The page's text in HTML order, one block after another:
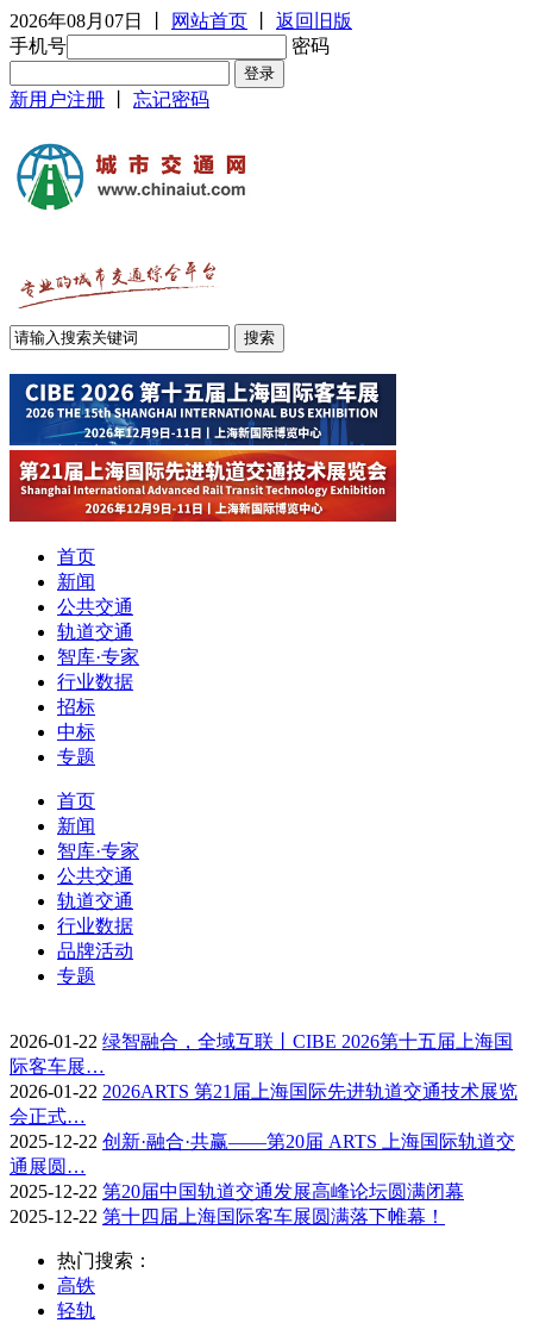
2026年08月07日 网站首页
返回旧版
手机号
密码
新用户注册 忘记密码
首页
新闻
公共交通
轨道交通
智库·专家
行业数据
招标
中标
专题
首页
新闻
智库·专家
公共交通
轨道交通
行业数据
品牌活动
专题
2026-01-22 绿智融合，全域互联丨CIBE 2026第十五届上海国
际客车展…
2026-01-22 2026ARTS 第21届上海国际先进轨道交通技术展览
会正式…
2025-12-22 创新·融合·共赢——第20届 ARTS 上海国际轨道交
通展圆…
2025-12-22 第20届中国轨道交通发展高峰论坛圆满闭幕
2025-12-22 第十四届上海国际客车展圆满落下帷幕！
热门搜索：
高铁
轻轨